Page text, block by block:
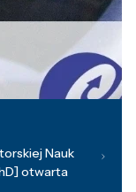
Nauk
otwarta